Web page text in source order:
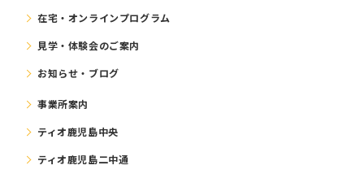
在宅・オンラインプログラム
⾒学・体験会のご案内
お知らせ・ブログ
事業所案内
ティオ鹿児島中央
ティオ鹿児島二中通